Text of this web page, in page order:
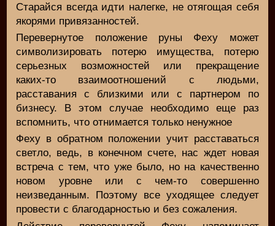
Старайся всегда идти налегке, не отягощая себя
якорями привязанностей.
Перевернутое положение руны Феху может
символизировать потерю имущества, потерю
серьезных возможностей или прекращение
каких-то взаимоотношений с людьми,
расставания с близкими или с партнером по
бизнесу. В этом случае необходимо еще раз
вспомнить, что отнимается только ненужное
Феху в обратном положении учит расставаться
светло, ведь, в конечном счете, нас ждет новая
встреча с тем, что уже было, но на качественно
новом уровне или с чем-то совершенно
неизведанным. Поэтому все уходящее следует
провести с благодарностью и без сожаления.